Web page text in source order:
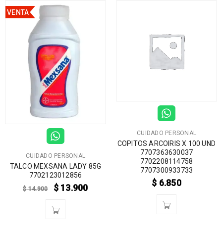
VENTA
CUIDADO PERSONAL
TALCO MEXSANA LADY 85G
7702123012856
$14.900 $13.900
CUIDADO PERSONAL
COPITOS ARCOIRIS X 100 UND
7707363630037
7702208114758
7707300933733
$ 6.850